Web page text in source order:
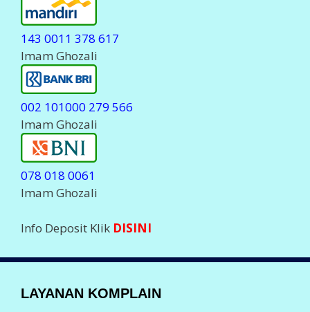
143 0011 378 617
Imam Ghozali
002 101000 279 566
Imam Ghozali
078 018 0061
Imam Ghozali
Info Deposit Klik DISINI
LAYANAN KOMPLAIN